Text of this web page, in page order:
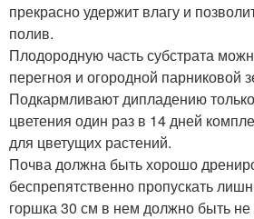
прекрасно удержит влагу и
полив.
Плодородную часть субстрата
перегноя и огородной парниковой
Подкармливают дипладению
цветения один раз в 14 дней
для цветущих растений.
Почва должна быть хорошо
беспрепятственно пропускать
горшка 30 см в нем должно быть